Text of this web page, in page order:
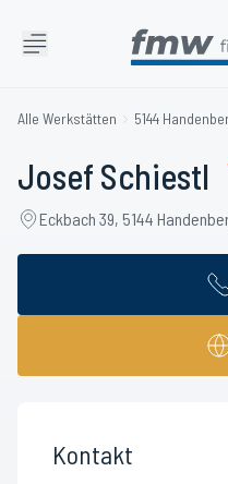
Alle Werkstätten 5144
Josef Schiestl
Eckbach 39, 5144
Kontakt